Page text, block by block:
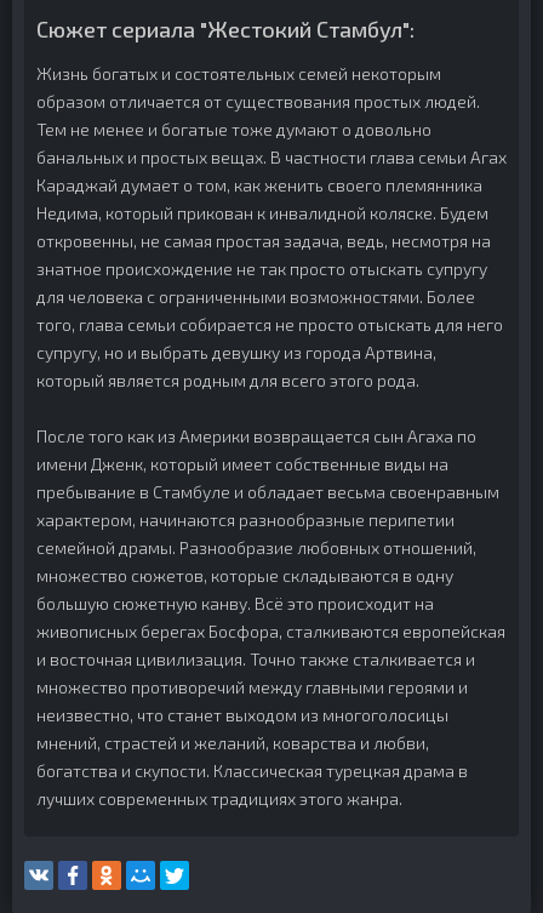
Сюжет сериала "Жестокий Стамбул":
Жизнь богатых и состоятельных семей некоторым
образом отличается от существования простых людей.
Тем не менее и богатые тоже думают о довольно
банальных и простых вещах. В частности глава семьи Агах
Караджай думает о том, как женить своего племянника
Недима, который прикован к инвалидной коляске. Будем
откровенны, не самая простая задача, ведь, несмотря на
знатное происхождение не так просто отыскать супругу
для человека с ограниченными возможностями. Более
того, глава семьи собирается не просто отыскать для него
супругу, но и выбрать девушку из города Артвина,
который является родным для всего этого рода.
После того как из Америки возвращается сын Агаха по
имени Дженк, который имеет собственные виды на
пребывание в Стамбуле и обладает весьма своенравным
характером, начинаются разнообразные перипетии
семейной драмы. Разнообразие любовных отношений,
множество сюжетов, которые складываются в одну
большую сюжетную канву. Всё это происходит на
живописных берегах Босфора, сталкиваются европейская
и восточная цивилизация. Точно также сталкивается и
множество противоречий между главными героями и
неизвестно, что станет выходом из многоголосицы
мнений, страстей и желаний, коварства и любви,
богатства и скупости. Классическая турецкая драма в
лучших современных традициях этого жанра.